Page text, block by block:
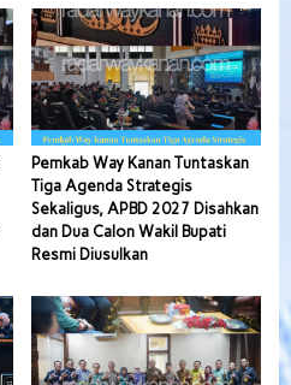
Pemkab Way Kanan Tuntaskan
Tiga Agenda Strategis
Sekaligus, APBD 2027 Disahkan
dan Dua Calon Wakil Bupati
Resmi Diusulkan